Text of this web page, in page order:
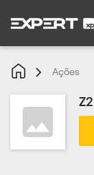
Ações